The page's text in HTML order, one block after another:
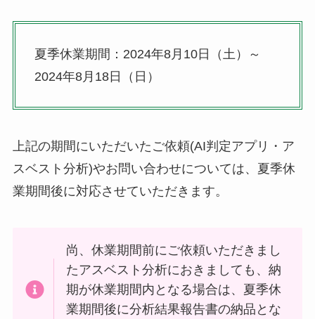
夏季休業期間：2024年8月10日（土）～
2024年8月18日（日）
上記の期間にいただいたご依頼(AI判定アプリ・ア
スベスト分析)やお問い合わせについては、夏季休
業期間後に対応させていただきます。
尚、休業期間前にご依頼いただきまし
たアスベスト分析におきましても、納
期が休業期間内となる場合は、夏季休
業期間後に分析結果報告書の納品とな